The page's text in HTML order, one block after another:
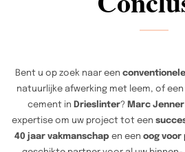
Bent u op zoek naar een
natuurlijke afwerking met leem, of
cement in Drieslinter? Marc
expertise om uw project tot een
40 jaar vakmanschap en een oog